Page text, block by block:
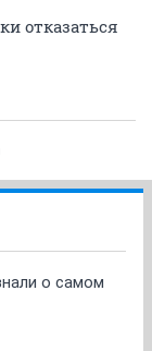
отказаться
о самом